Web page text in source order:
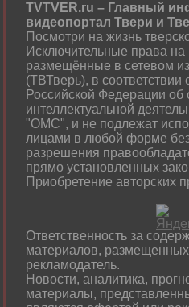
TVTVER.ru – Главный
видеопортал Твери и
Посмотри на жизнь
Исключительные права
размещённые в сетевом
(ТВТверь), в соответствии
Российской Федерации об
интеллектуальной
"ОМС", и не подлежат
лицами в любой форме
разрешения
прямо установленных
Приобретение авторских
Ответственность за
материалов, размещенных
рекламодатель.
Новости, аналитика,
материалы,